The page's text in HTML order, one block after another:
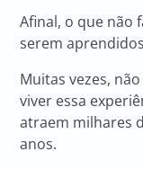
Afinal, o que não
serem
Muitas vezes,
viver essa
atraem milhares
anos.